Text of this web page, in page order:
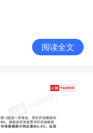
阅读全文